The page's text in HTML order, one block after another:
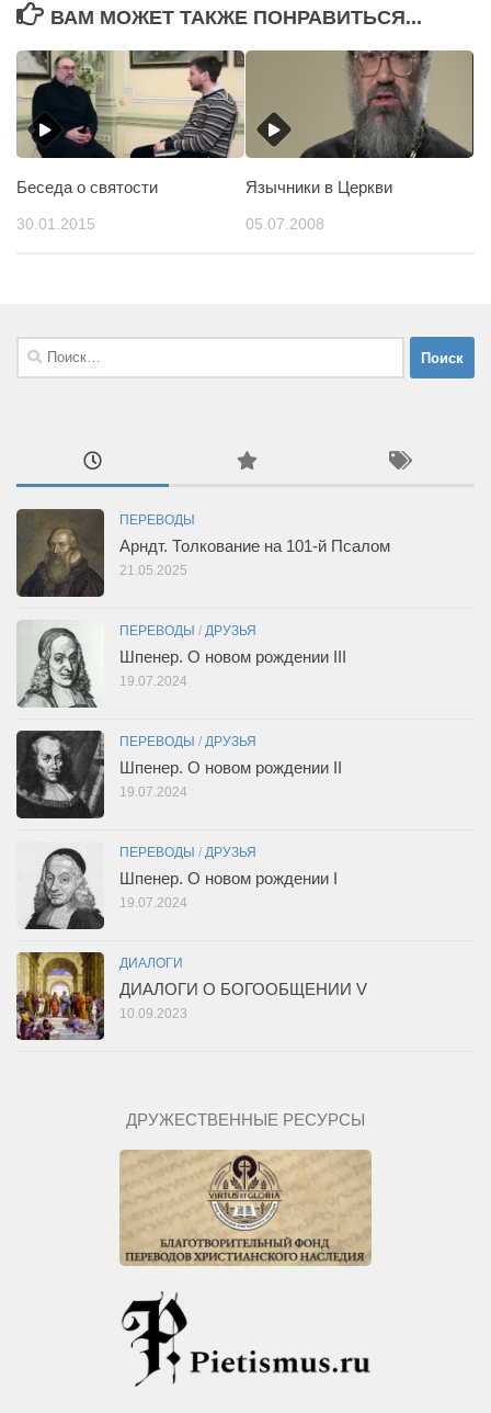
ВАМ МОЖЕТ ТАКЖЕ ПОНРАВИТЬСЯ...
Беседа о святости
30.01.2015
Язычники в Церкви
05.07.2008
Найти:
ПЕРЕВОДЫ
Арндт. Толкование на 101-й Псалом
21.05.2025
ПЕРЕВОДЫ / ДРУЗЬЯ
Шпенер. О новом рождении III
19.07.2024
ПЕРЕВОДЫ / ДРУЗЬЯ
Шпенер. О новом рождении II
19.07.2024
ПЕРЕВОДЫ / ДРУЗЬЯ
Шпенер. О новом рождении I
19.07.2024
ДИАЛОГИ
ДИАЛОГИ О БОГООБЩЕНИИ V
10.09.2023
ДРУЖЕСТВЕННЫЕ РЕСУРСЫ